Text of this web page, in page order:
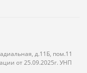
д.11Б, пом.11
от 25.09.2025г. УНП